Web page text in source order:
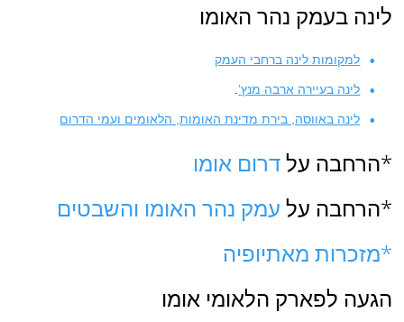
לינה בעמק נהר האומו
למקומות לינה ברחבי העמק
לינה בעיירה ארבה מנץ’
לינה באווסה, בירת מדינת האומות, הלאומים ועמי הדרום
*הרחבה עלדרום אומו
*הרחבה על עמק נהר האומו והשבטים
*מזכרות מאתיופיה
הגעה לפארק הלאומי אומו